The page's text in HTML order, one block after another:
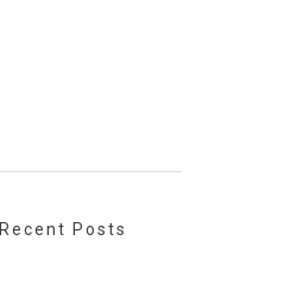
Recent Posts